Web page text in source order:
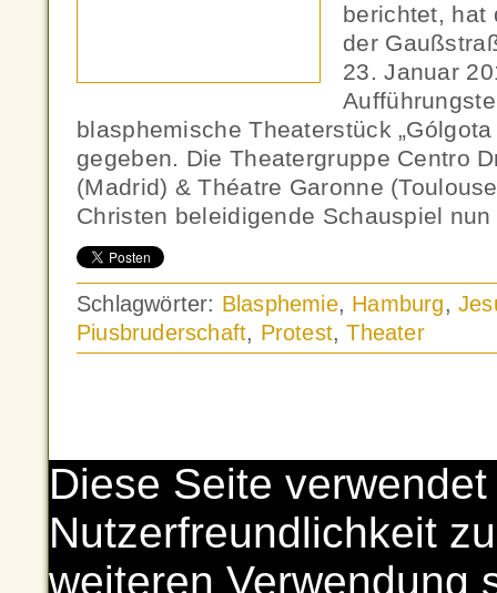
berichtet, hat
der
23. Januar
blasphemische Theaterstück
gegeben. Die Theatergruppe Centro
(Madrid) & Théatre Garonne
Christen beleidigende Schauspiel
Schlagwörter: Blasphemie, Hamburg,
Piusbruderschaft, Protest,Theater
Diese Seite
Nutzerfreundlichkeit
weiteren Verwendung